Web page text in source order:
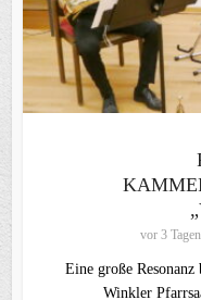
vor 3 Tagen
Eine große
Winkler